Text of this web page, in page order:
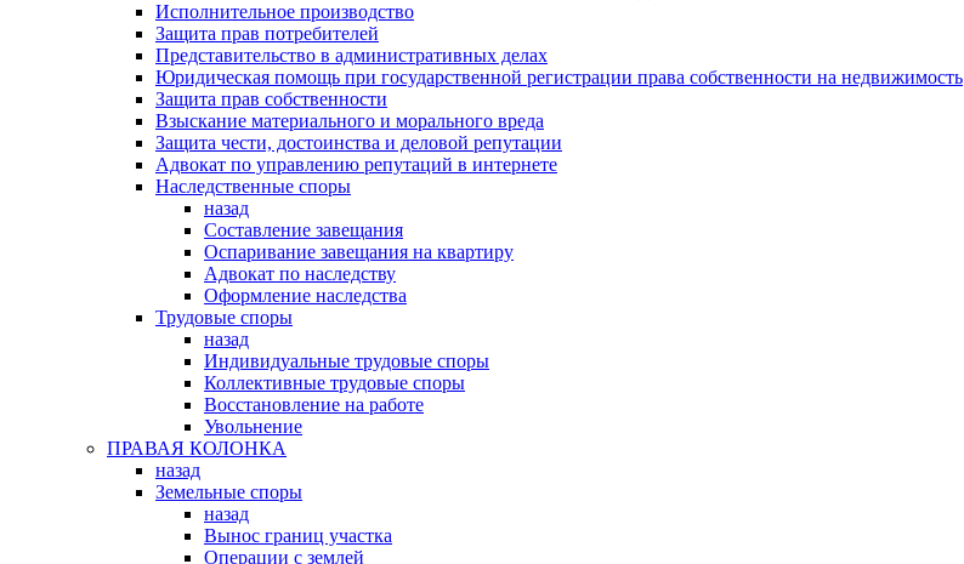
Исполнительное производство
Защита прав потребителей
Представительство в административных делах
Юридическая помощь при государственной регистрации права собственности на недвижимость
Защита прав собственности
Взыскание материального и морального вреда
Защита чести, достоинства и деловой репутации
Адвокат по управлению репутаций в интернете
Наследственные споры
назад
Составление завещания
Оспаривание завещания на квартиру
Адвокат по наследству
Оформление наследства
Трудовые споры
назад
Индивидуальные трудовые споры
Коллективные трудовые споры
Восстановление на работе
Увольнение
ПРАВАЯ КОЛОНКА
назад
Земельные споры
назад
Вынос границ участка
Операции с землей